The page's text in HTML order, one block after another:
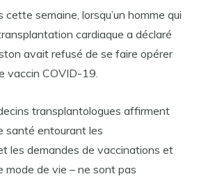
semaine, lorsqu’un homme qui
cardiaque a déclaré
avait refusé de se faire opérer
vaccin COVID-19.
transplantologues affirment
santé entourant les
les demandes de vaccinations et
mode de vie – ne sont pas